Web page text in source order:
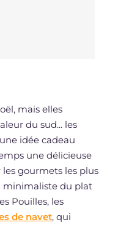
mais elles
du sud... les
idée cadeau
une délicieuse
gourmets les plus
minimaliste du plat
Pouilles, les
de navet, qui